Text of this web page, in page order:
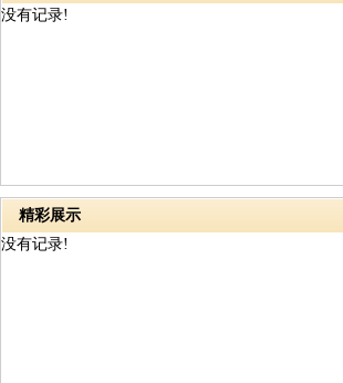
没有记录!
精彩展示
没有记录!